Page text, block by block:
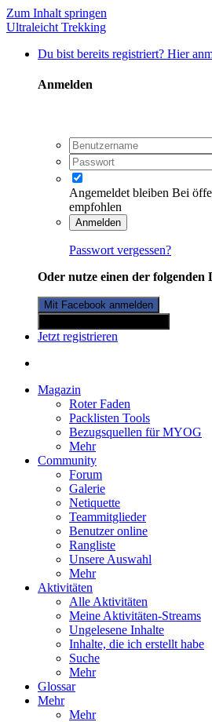
Zum Inhalt springen
Ultraleicht Trekking
Du bist bereits registriert? Hier
Anmelden
Angemeldet bleiben Bei
empfohlen
Anmelden
Passwort vergessen?
Oder nutze einen der folgenden
Mit Facebook anmelden
Jetzt registrieren
Magazin
Roter Faden
Packlisten Tools
Bezugsquellen für MYOG
Mehr
Community
Forum
Galerie
Netiquette
Teammitglieder
Benutzer online
Rangliste
Unsere Auswahl
Mehr
Aktivitäten
Alle Aktivitäten
Meine Aktivitäten-Streams
Ungelesene Inhalte
Inhalte, die ich erstellt habe
Suche
Mehr
Glossar
Mehr
Mehr